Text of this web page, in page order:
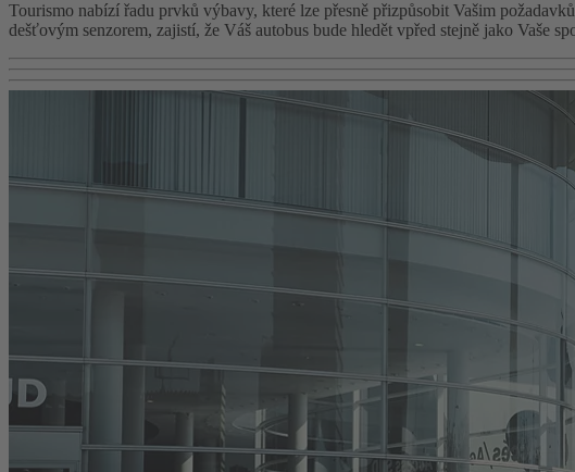
Tourismo nabízí řadu prvků výbavy, které lze přesně přizpůsobit Vašim
dešťovým senzorem, zajistí, že Váš autobus bude hledět vpřed stejně jako Vaše